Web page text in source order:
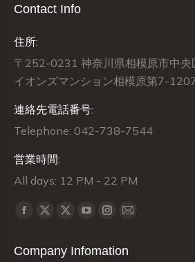
Contact Info
住所:
〒252-0231 神奈川県相模原市中
イオンズマンション相模原第7-
連絡先電話番号:
Telephone: 042-738-7544
営業時間:
All days: 12 PM - 22 PM
Find us on:
Facebook
opens
X
opens
X
opens
YouTube
opens
Instagram
opens
Mail
opens
Company Infomation